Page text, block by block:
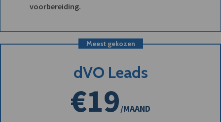
voorbereiding.
Meest gekozen
dVO Leads
€19/MAAND